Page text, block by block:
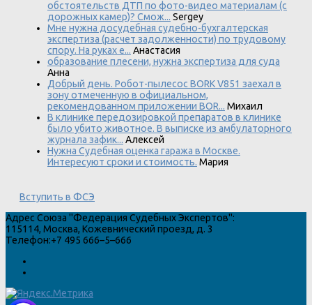
обстоятельств ДТП по фото-видео материалам (с
дорожных камер)? Смож... Sergey
Мне нужна досудебная судебно-бухгалтерская
экспертиза (расчет задолженности) по трудовому
спору. На руках е... Анастасия
образование плесени, нужна экспертиза для суда
Анна
Добрый день. Робот-пылесос BORK V851 заехал в
зону отмеченную в официальном,
рекомендованном приложении BOR... Михаил
В клинике передозировкой препаратов в клинике
было убито животное. В выписке из амбулаторного
журнала зафик... Алексей
Нужна Судебная оценка гаража в Москве.
Интересуют сроки и стоимость. Мария
Вступить в ФСЭ
Адрес Союза "Федерация Судебных Экспертов":
115114, Москва, Кожевнический проезд, д. 3
Телефон:+7 495 666–5–666